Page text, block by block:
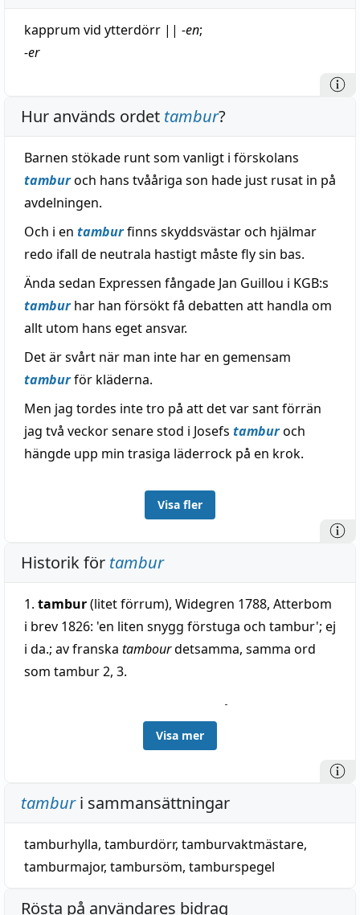
kapprum vid ytterdörr || -en;
-er
Hur används ordet tambur?
Barnen stökade runt som vanligt i förskolans
tamburoch hans tvååriga son hade just rusat in på
avdelningen.
Och i en tamburfinns skyddsvästar och hjälmar
redo ifall de neutrala hastigt måste fly sin bas.
Ända sedan Expressen fångade Jan Guillou i KGB:s
tamburhar han försökt få debatten att handla om
allt utom hans eget ansvar.
Det är svårt när man inte har en gemensam
tamburför kläderna.
Men jag tordes inte tro på att det var sant förrän
jag två veckor senare stod i Josefs tamburoch
hängde upp min trasiga läderrock på en krok.
Visa fler
Historik för tambur
1. tambur(litet förrum), Widegren 1788, Atterbom
i brev 1826: 'en liten snygg förstuga och tambur'; ej
i da.; av franska tambourdetsamma, samma ord
som tambur 2, 3.
, i sammansättning -nål, -söm, 1782,
Weste 1807, från franska tambour
tambur, t. ex. 1823) = följ.; se d. o.
3. tambur-
, i sammansättning tamburmajor, från
nyhögtyska tambourmajor, anförare för
trumslagarna, av franska tambour, trumslagare,
trumma, broderram (se tambur 2), tambur (se
italienska tambur(r)o,taburro; av i enskildheter
Visa mer
tamburi sammansättningar
tamburhylla, tamburdörr, tamburvaktmästare,
tamburmajor, tambursöm, tamburspegel
Rösta på användares bidrag